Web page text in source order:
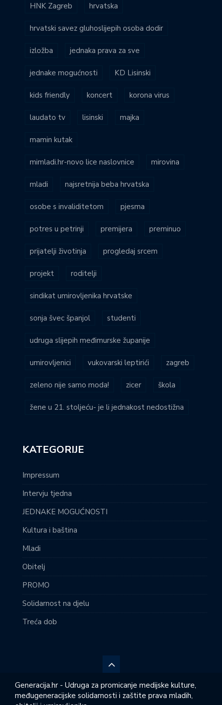
HNK Zagreb hrvatska
hrvatski savez gluhoslijepih osoba dodir
izložba jednaka prava za sve
jednake mogućnosti KD Lisinski
kids friendly koncert korona virus
laudato tv lisinski majka
mamin kutak
mimladi.hr-novo lice naslovnice mirovina
mladi najsretnija beba hrvatska
osobe s invaliditetom pjesma
potres u petrinji premijera preminuo
prijatelji životinja progledaj srcem
projekt roditelji
sindikat umirovljenika hrvatske
sonja švec španjol studenti
udruga slijepih međimurske županije
umirovljenici vukovarski leptirići zagreb
zeleno nije samo moda! zicer škola
žene u 21. stoljeću- je li jednakost nedostižna
KATEGORIJE
Impressum
Intervju tjedna
JEDNAKE MOGUĆNOSTI
Kultura i baština
Mladi
Obitelj
PROMO
Solidarnost na djelu
Treća dob
Generacija.hr - Udruga za promicanje medijske kulture,
međugeneracijske solidarnosti i zaštite prava mladih,